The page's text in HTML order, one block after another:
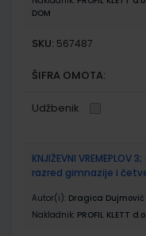
DOM
SKU: 567487
ŠIFRA OMOTA:
Udžbenik
KNJIŽEVNI
razred gimnazije i
Autor(i): Dragica
Nakladnik: PROFIL KLETT